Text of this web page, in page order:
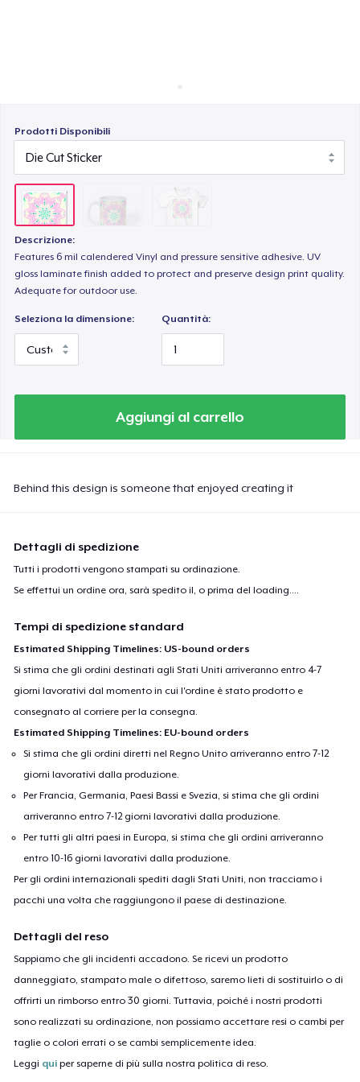
Prodotti Disponibili
Descrizione:
Features 6 mil calendered Vinyl and pressure sensitive adhesive. UV
gloss laminate finish added to protect and preserve design print quality.
Adequate for outdoor use.
Seleziona la dimensione: Quantità:
Aggiungi al carrello
Behind this design is someone that enjoyed creating it
Dettagli di spedizione
Tutti i prodotti vengono stampati su ordinazione.
Se effettui un ordine ora, sarà spedito il, o prima delloading....
Tempi di spedizione standard
Estimated Shipping Timelines: US-bound orders
Si stima che gli ordini destinati agli Stati Uniti arriveranno entro 4-7
giorni lavorativi dal momento in cui l'ordine è stato prodotto e
consegnato al corriere per la consegna.
Estimated Shipping Timelines: EU-bound orders
Si stima che gli ordini diretti nel Regno Unito arriveranno entro 7-12
giorni lavorativi dalla produzione.
Per Francia, Germania, Paesi Bassi e Svezia, si stima che gli ordini
arriveranno entro 7-12 giorni lavorativi dalla produzione.
Per tutti gli altri paesi in Europa, si stima che gli ordini arriveranno
entro 10-16 giorni lavorativi dalla produzione.
Per gli ordini internazionali spediti dagli Stati Uniti, non tracciamo i
pacchi una volta che raggiungono il paese di destinazione.
Dettagli del reso
Sappiamo che gli incidenti accadono. Se ricevi un prodotto
danneggiato, stampato male o difettoso, saremo lieti di sostituirlo o di
offrirti un rimborso entro 30 giorni. Tuttavia, poiché i nostri prodotti
sono realizzati su ordinazione, non possiamo accettare resi o cambi per
taglie o colori errati o se cambi semplicemente idea.
Leggi qui per saperne di più sulla nostra politica di reso.